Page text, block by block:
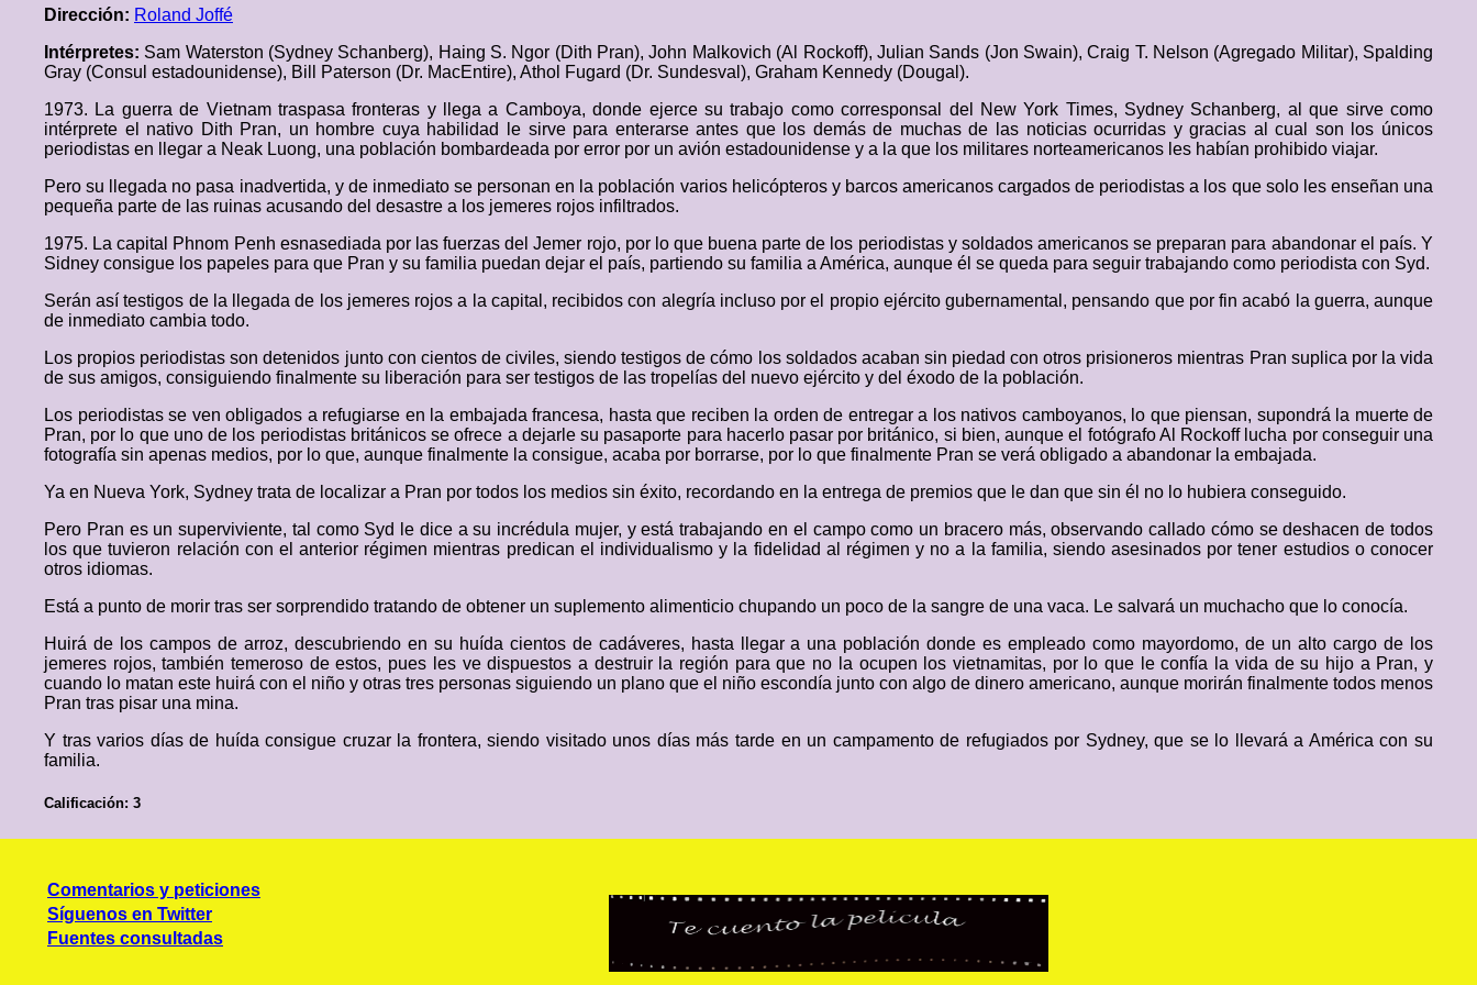
Dirección: Roland Joffé
Intérpretes: Sam Waterston (Sydney Schanberg), Haing S. Ngor (Dith Pran), John Malkovich (Al Rockoff), Julian Sands (Jon Swain), Craig T. Nelson (Agregado Militar), Spalding
Gray (Consul estadounidense), Bill Paterson (Dr. MacEntire), Athol Fugard (Dr. Sundesval), Graham Kennedy (Dougal).
1973. La guerra de Vietnam traspasa fronteras y llega a Camboya, donde ejerce su trabajo como corresponsal del New York Times, Sydney Schanberg, al que sirve como
intérprete el nativo Dith Pran, un hombre cuya habilidad le sirve para enterarse antes que los demás de muchas de las noticias ocurridas y gracias al cual son los únicos
periodistas en llegar a Neak Luong, una población bombardeada por error por un avión estadounidense y a la que los militares norteamericanos les habían prohibido viajar.
Pero su llegada no pasa inadvertida, y de inmediato se personan en la población varios helicópteros y barcos americanos cargados de periodistas a los que solo les enseñan una
pequeña parte de las ruinas acusando del desastre a los jemeres rojos infiltrados.
1975. La capital Phnom Penh esnasediada por las fuerzas del Jemer rojo, por lo que buena parte de los periodistas y soldados americanos se preparan para abandonar el país. Y
Sidney consigue los papeles para que Pran y su familia puedan dejar el país, partiendo su familia a América, aunque él se queda para seguir trabajando como periodista con Syd.
Serán así testigos de la llegada de los jemeres rojos a la capital, recibidos con alegría incluso por el propio ejército gubernamental, pensando que por fin acabó la guerra, aunque
de inmediato cambia todo.
Los propios periodistas son detenidos junto con cientos de civiles, siendo testigos de cómo los soldados acaban sin piedad con otros prisioneros mientras Pran suplica por la vida
de sus amigos, consiguiendo finalmente su liberación para ser testigos de las tropelías del nuevo ejército y del éxodo de la población.
Los periodistas se ven obligados a refugiarse en la embajada francesa, hasta que reciben la orden de entregar a los nativos camboyanos, lo que piensan, supondrá la muerte de
Pran, por lo que uno de los periodistas británicos se ofrece a dejarle su pasaporte para hacerlo pasar por británico, si bien, aunque el fotógrafo Al Rockoff lucha por conseguir una
fotografía sin apenas medios, por lo que, aunque finalmente la consigue, acaba por borrarse, por lo que finalmente Pran se verá obligado a abandonar la embajada.
Ya en Nueva York, Sydney trata de localizar a Pran por todos los medios sin éxito, recordando en la entrega de premios que le dan que sin él no lo hubiera conseguido.
Pero Pran es un superviviente, tal como Syd le dice a su incrédula mujer, y está trabajando en el campo como un bracero más, observando callado cómo se deshacen de todos
los que tuvieron relación con el anterior régimen mientras predican el individualismo y la fidelidad al régimen y no a la familia, siendo asesinados por tener estudios o conocer
otros idiomas.
Está a punto de morir tras ser sorprendido tratando de obtener un suplemento alimenticio chupando un poco de la sangre de una vaca. Le salvará un muchacho que lo conocía.
Huirá de los campos de arroz, descubriendo en su huída cientos de cadáveres, hasta llegar a una población donde es empleado como mayordomo, de un alto cargo de los
jemeres rojos, también temeroso de estos, pues les ve dispuestos a destruir la región para que no la ocupen los vietnamitas, por lo que le confía la vida de su hijo a Pran, y
cuando lo matan este huirá con el niño y otras tres personas siguiendo un plano que el niño escondía junto con algo de dinero americano, aunque morirán finalmente todos menos
Pran tras pisar una mina.
Y tras varios días de huída consigue cruzar la frontera, siendo visitado unos días más tarde en un campamento de refugiados por Sydney, que se lo llevará a América con su
familia.
Calificación: 3
Comentarios y peticiones
Síguenos en Twitter
Fuentes consultadas